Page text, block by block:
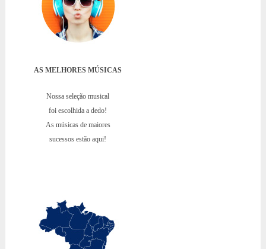
AS MELHORES MÚSICAS
Nossa seleção musical
foi escolhida a dedo!
As músicas de maiores
sucessos estão aqui!